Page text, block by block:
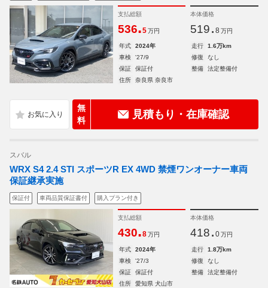
支払総額
536.5 万円
本体価格
519. 8 万円
年式 2024年 走行
1.6万km
車検
'27/9 修復
なし
保証
保証付 整備
法定整備付
住所
奈良県 奈良市
無
料
見積もり・在庫確認
スバル
WRX S4 2.4 STI スポーツR EX 4WD 禁煙ワンオーナー車両
保証継承実施
保証付 車両品質保証書付 購入プラン付き
支払総額
430.8 万円
本体価格
418. 0 万円
年式 2024年 走行
1.8万km
車検
'27/3 修復
なし
保証
保証付 整備
法定整備付
住所
愛知県 犬山市